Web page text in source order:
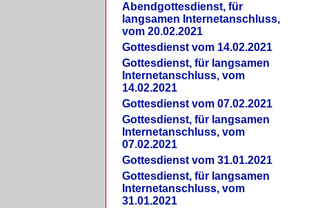
Abendgottesdienst, für
langsamen Internetanschluss,
vom 20.02.2021
Gottesdienst vom 14.02.2021
Gottesdienst, für langsamen
Internetanschluss, vom
14.02.2021
Gottesdienst vom 07.02.2021
Gottesdienst, für langsamen
Internetanschluss, vom
07.02.2021
Gottesdienst vom 31.01.2021
Gottesdienst, für langsamen
Internetanschluss, vom
31.01.2021